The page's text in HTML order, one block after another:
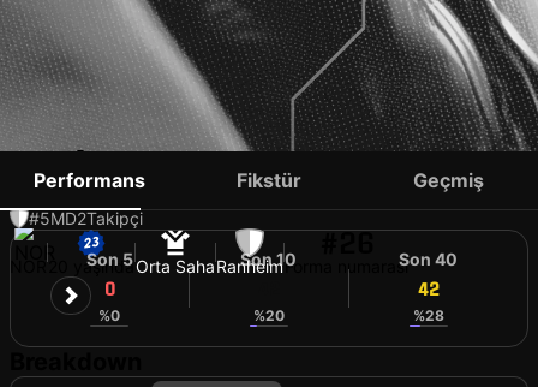
STIAN SJØVOLD
#5MD2Takipçi
20 yaşındaOrta SahaRanheimForma numarası
Performans Fikstür Geçmiş
Son 5
0
%0
Son 10
%20
Son 40
42
%28